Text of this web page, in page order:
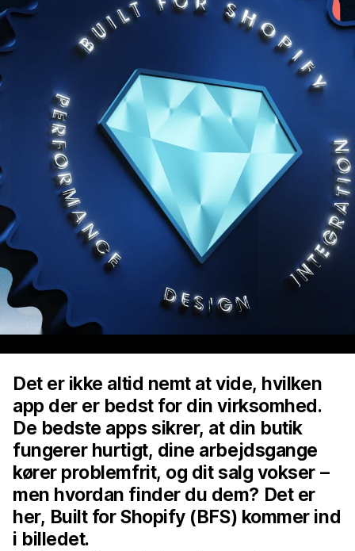
Det er ikke altid nemt at vide, hvilken
app der er bedst for din virksomhed.
De bedste apps sikrer, at din butik
fungerer hurtigt, dine arbejdsgange
kører problemfrit, og dit salg vokser –
men hvordan finder du dem? Det er
her, Built for Shopify (BFS) kommer ind
i billedet.